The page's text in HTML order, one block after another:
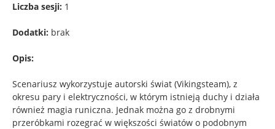
Liczba sesji: 1
Dodatki: brak
Opis:
Scenariusz wykorzystuje autorski świat (Vikingsteam), z
okresu pary i elektryczności, w którym istnieją duchy i działa
również magia runiczna. Jednak można go z drobnymi
przeróbkami rozegrać w większości światów o podobnym